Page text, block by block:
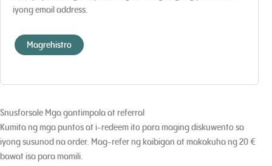
iyong email address.
Magrehistro
Snusforsale Mga gantimpala at referral
Kumita ng mga puntos at i-redeem ito para maging diskuwento sa
iyong susunod na order. Mag-refer ng kaibigan at makakuha ng 20 €
bawat isa para mamili.